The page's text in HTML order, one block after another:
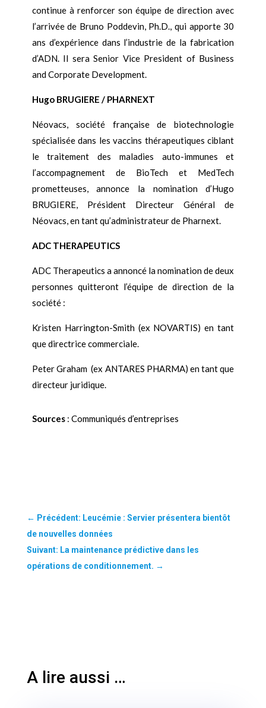
continue à renforcer son équipe de direction avec
l’arrivée de Bruno Poddevin, Ph.D., qui apporte 30
ans d’expérience dans l’industrie de la fabrication
d’ADN. Il sera Senior Vice President of Business
and Corporate Development.
Hugo BRUGIERE / PHARNEXT
Néovacs, société française de biotechnologie
spécialisée dans les vaccins thérapeutiques ciblant
le traitement des maladies auto-immunes et
l’accompagnement de BioTech et MedTech
prometteuses, annonce la nomination d’Hugo
BRUGIERE, Président Directeur Général de
Néovacs, en tant qu’administrateur de Pharnext.
ADC THERAPEUTICS
ADC Therapeutics a annoncé la nomination de deux
personnes quitteront l’équipe de direction de la
société :
Kristen Harrington-Smith (ex NOVARTIS) en tant
que directrice commerciale.
Peter Graham (ex ANTARES PHARMA) en tant que
directeur juridique.
Sources: Communiqués d’entreprises
← Précédent: Leucémie : Servier présentera bientôt
de nouvelles données
Suivant: La maintenance prédictive dans les
opérations de conditionnement. →
A lire aussi …